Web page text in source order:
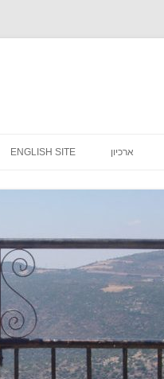
ארכיון ENGLISH SITE